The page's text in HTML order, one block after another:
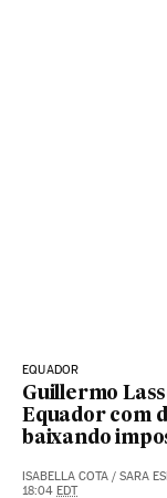
EQUADOR
Guillermo
Equador com
baixando
ISABELLA COTA / SARA
18:04 EDT